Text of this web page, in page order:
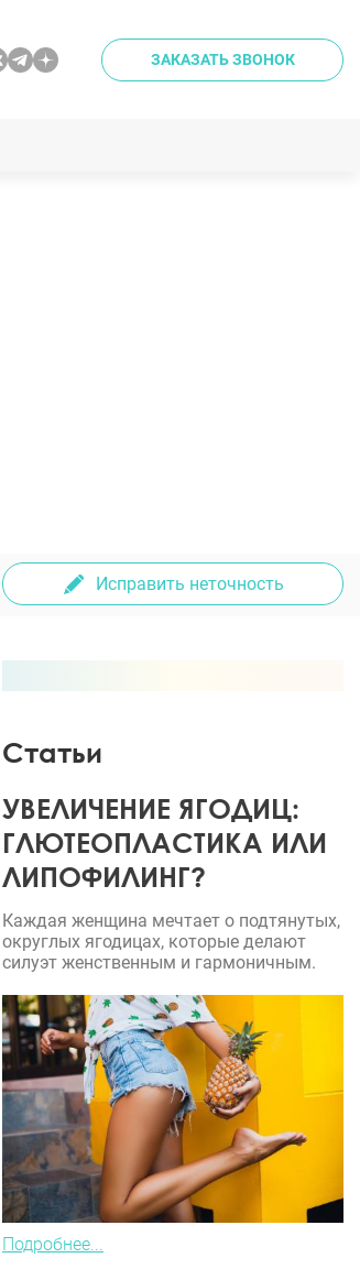
ЗАКАЗАТЬ ЗВОНОК
Исправить неточность
Статьи
УВЕЛИЧЕНИЕ ЯГОДИЦ:
ГЛЮТЕОПЛАСТИКА ИЛИ
ЛИПОФИЛИНГ?
Каждая женщина мечтает о подтянутых,
округлых ягодицах, которые делают
силуэт женственным и гармоничным.
Подробнее...